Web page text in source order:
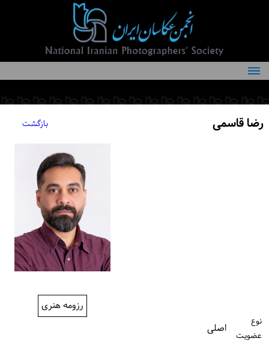
درباره انجمن
کمیته‌های انجمن
رضا قاسمی بازگشت
رزومه هنری
نوع
عضویت
اصلی